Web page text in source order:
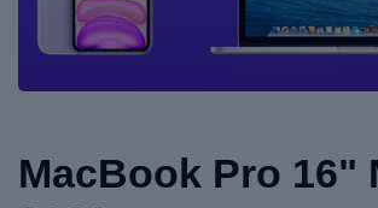
MacBook Pro 16"